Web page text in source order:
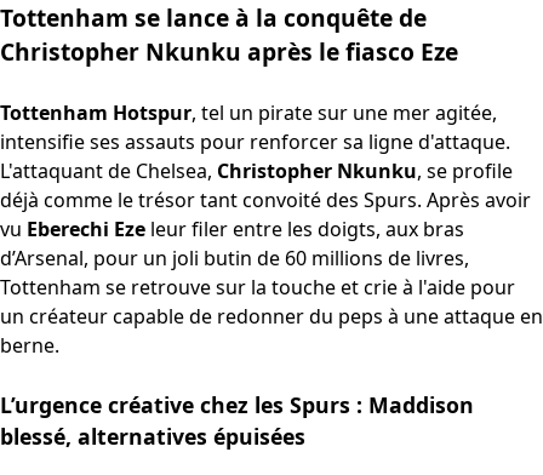
Tottenham se lance à la conquête de
Christopher Nkunku après le fiasco Eze
Tottenham Hotspur, tel un pirate sur une mer agitée,
intensifie ses assauts pour renforcer sa ligne d'attaque.
L'attaquant de Chelsea, Christopher Nkunku, se profile
déjà comme le trésor tant convoité des Spurs. Après avoir
vu Eberechi Eze leur filer entre les doigts, aux bras
d’Arsenal, pour un joli butin de 60 millions de livres,
Tottenham se retrouve sur la touche et crie à l'aide pour
un créateur capable de redonner du peps à une attaque en
berne.
L’urgence créative chez les Spurs : Maddison
blessé, alternatives épuisées